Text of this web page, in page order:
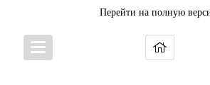
Перейти на полную